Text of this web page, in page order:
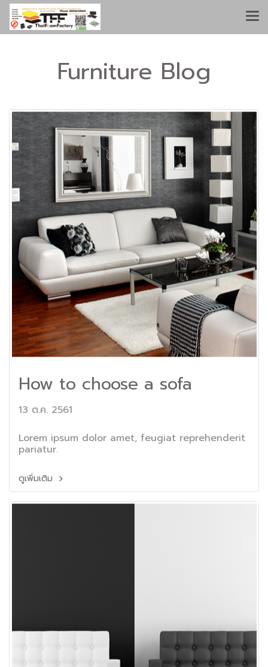
Furniture Blog
How to choose a sofa
13 ต.ค. 2561
Lorem ipsum dolor amet, feugiat reprehenderit
pariatur.
ดูเพิ่มเติม